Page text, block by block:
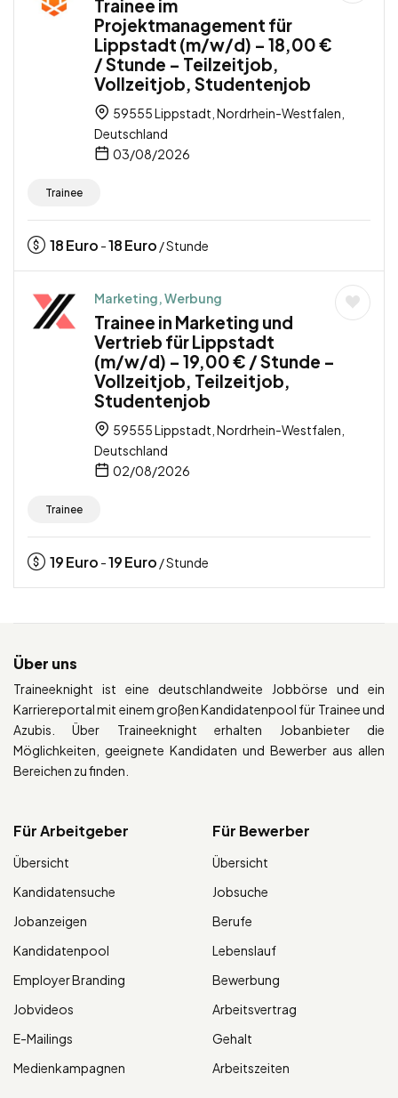
Trainee im
Projektmanagement für
Lippstadt (m/w/d) – 18,00 €
/ Stunde – Teilzeitjob,
Vollzeitjob, Studentenjob
59555 Lippstadt, Nordrhein-Westfalen,
Deutschland
03/08/2026
Trainee
18Euro -18Euro / Stunde
Marketing, Werbung
Trainee in Marketing und
Vertrieb für Lippstadt
(m/w/d) – 19,00 € / Stunde –
Vollzeitjob, Teilzeitjob,
Studentenjob
59555 Lippstadt, Nordrhein-Westfalen,
Deutschland
02/08/2026
Trainee
19Euro -19Euro / Stunde
Über uns
Traineeknight ist eine deutschlandweite Jobbörse und ein
Karriereportal mit einem großen Kandidatenpool für Trainee und
Azubis. Über Traineeknight erhalten Jobanbieter die
Möglichkeiten, geeignete Kandidaten und Bewerber aus allen
Bereichen zu finden.
Für Arbeitgeber
Übersicht
Kandidatensuche
Jobanzeigen
Kandidatenpool
Employer Branding
Jobvideos
E-Mailings
Medienkampagnen
Für Bewerber
Übersicht
Jobsuche
Berufe
Lebenslauf
Bewerbung
Arbeitsvertrag
Gehalt
Arbeitszeiten